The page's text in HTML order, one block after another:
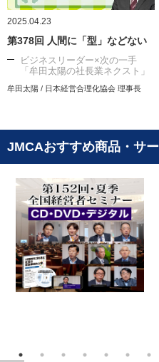
2025.04.23
第378回 人間に「型」などない
ビジネスリーダー×次の一手
「牟田太陽の社長業ネクスト」
牟田太陽 / 日本経営合理化協会 理事長
JMCAおすすめ商品・サ